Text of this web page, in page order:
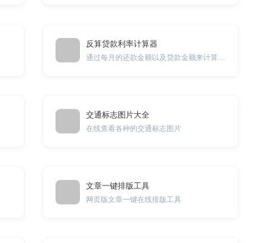
反算贷款利率计算器
交通标志图片大全
在线查看各种的交通标志图片
文章一键排版工具
网页版文章一键在线排版工具